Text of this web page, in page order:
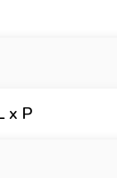
x P